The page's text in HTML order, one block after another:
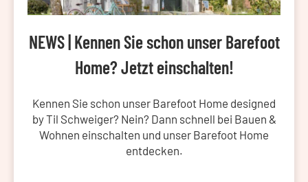
NEWS | Kennen Sie schon unser Barefoot
Home? Jetzt einschalten!
Kennen Sie schon unser Barefoot Home designed
by Til Schweiger? Nein? Dann schnell bei Bauen &
Wohnen einschalten und unser Barefoot Home
entdecken.